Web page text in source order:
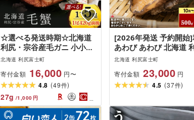
☆選べる発送時期☆北海道
利尻・宗谷産毛ガニ 小小サ
イズ(420g前後) 選べる1
北海道ふるさと納税 利尻富
士町 ふるさと納税 北海道
海鮮 北海道 カニ 蟹 毛ガニ
毛蟹 蟹みそ 濃厚 蟹棒
北海道 利尻富士町
寄付金額 16,000 円〜
4.8 (49件)
27g /1,000 円
[2026年発送 予約開始
あわび あわび 北海道
島産 直送! 天然 生えぞ
鮮 冷蔵 お刺身 魚介 お
[福士水産]北海道ふるさ
税 利尻富士町 ふるさ
北海道産アワビ 産地直
味しさに 訳あり 蝦夷
北海道 利尻富士町
寄付金額 23,000 円
4.5 (37件)